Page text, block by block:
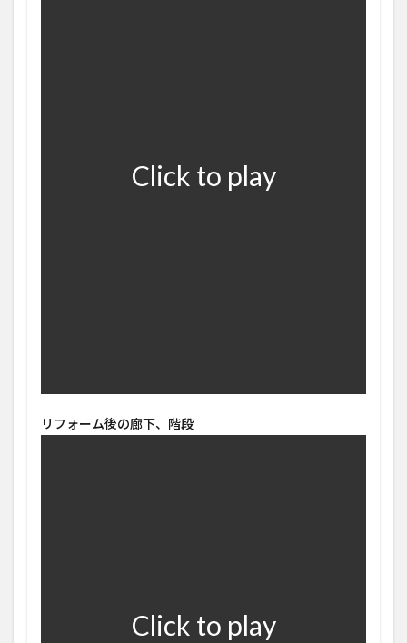
Click to play
リフォーム後の廊下、階段
Click to play